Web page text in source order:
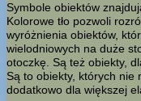
Symbole obiektów
Kolorowe tło pozwoli
wyróżnienia obiektów,
wielodniowych na duże
otoczkę. Są też obiekty,
Są to obiekty, których nie
dodatkowo dla większej